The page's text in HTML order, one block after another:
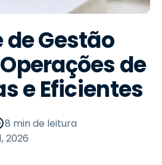
Gestão
de
e Eficientes
8 min de leitura
2026